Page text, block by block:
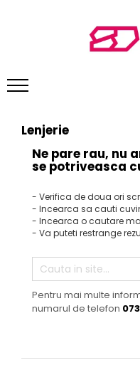
Biciclete de munte
Biciclete copii
Biciclete pliabile
Biciclete de sosea
Biciclete electrice
VEHICULE ELECTRICE
Carturi electrice
Skateboard electric
Triciclete electrice
Hoverboard
Biciclete electrice
Trotinete electrice
Lenjerie
Ne pare rau, nu
se potriveasca
- Verifica de doua ori
- Incearca sa cauti
- Incearca o cautare
- Va puteti restrange
Pentru mai multe
numarul de telefon